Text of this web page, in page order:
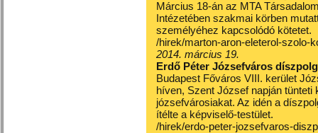
Március 18-án az MTA
Intézetében szakmai körben
személyéhez kapcsolódó kötetet.
/hirek/marton-aron-eleterol-szolo-
2014. március 19.
Erdő Péter Józsefváros
Budapest Főváros VIII. kerület
híven, Szent József napján
józsefvárosiakat. Az idén a
ítélte a képviselő-testület.
/hirek/erdo-peter-jozsefvaros-